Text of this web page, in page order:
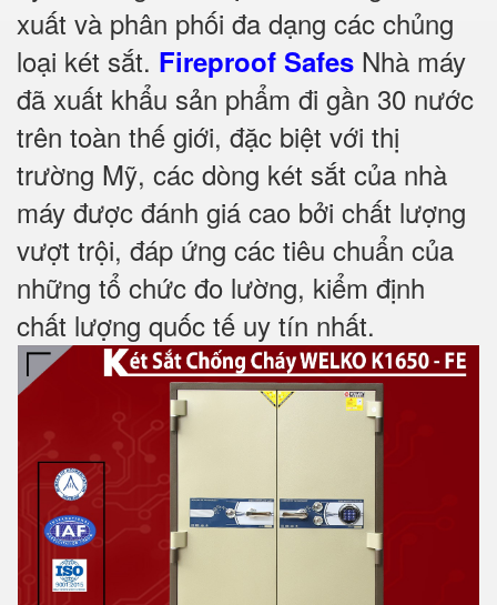
xuất và phân phối đa dạng các chủng
loại két sắt. Fireproof Safes Nhà máy
đã xuất khẩu sản phẩm đi gần 30 nước
trên toàn thế giới, đặc biệt với thị
trường Mỹ, các dòng két sắt của nhà
máy được đánh giá cao bởi chất lượng
vượt trội, đáp ứng các tiêu chuẩn của
những tổ chức đo lường, kiểm định
chất lượng quốc tế uy tín nhất.